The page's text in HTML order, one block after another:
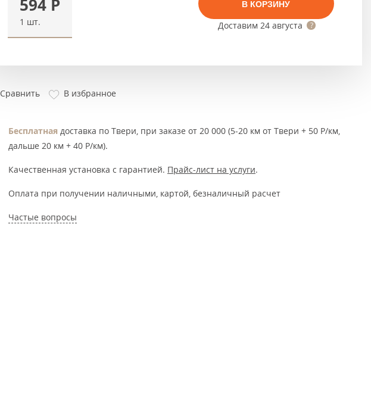
594 Р
1 шт.
В КОРЗИНУ
Доставим24 августа
Сравнить В избранное
Бесплатная доставка по Твери, при заказе от 20 000 (5-20 км от Твери + 50 Р/км,
дальше 20 км + 40 Р/км).
Качественная установка с гарантией. Прайс-лист на услуги.
Оплата при получении наличными, картой, безналичный расчет
Частые вопросы